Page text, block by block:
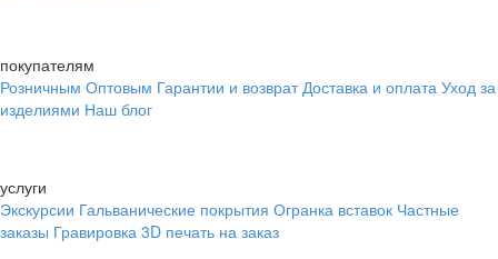
покупателям
Розничным Оптовым Гарантии и возврат Доставка и оплата Уход за
изделиями Наш блог
услуги
Экскурсии Гальванические покрытия Огранка вставок Частные
заказы Гравировка 3D печать на заказ